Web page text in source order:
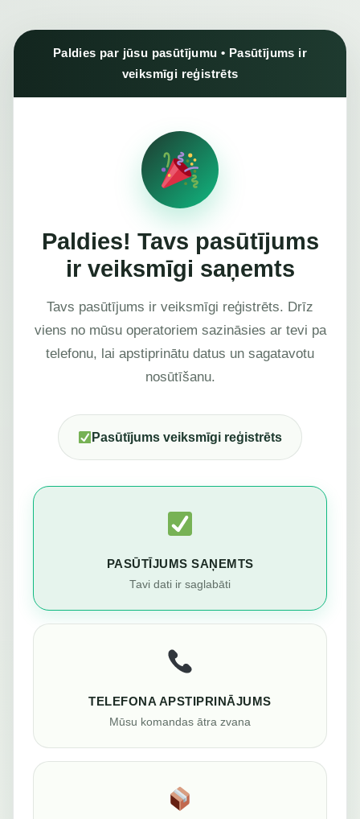
Paldies par jūsu pasūtījumu • Pasūtījums ir
veiksmīgi reģistrēts
Paldies! Tavs pasūtījums
ir veiksmīgi saņemts
Tavs pasūtījums ir veiksmīgi reģistrēts. Drīz
viens no mūsu operatoriem sazināsies ar tevi pa
telefonu, lai apstiprinātu datus un sagatavotu
nosūtīšanu.
Pasūtījums veiksmīgi reģistrēts
PASŪTĪJUMS SAŅEMTS
Tavi dati ir saglabāti
TELEFONA APSTIPRINĀJUMS
Mūsu komandas ātra zvana